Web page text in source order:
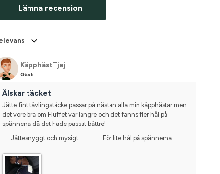
Lämna recension
KäpphästTjej
Gäst
Älskar täcket
Jätte fint tävlingstäcke passar på nästan alla min käpphästar men
det vore bra om Fluffet var längre och det fanns fler hål på
spännena då det hade passat bättre!
Jättesnyggt och mysigt
För lite hål på spännerna